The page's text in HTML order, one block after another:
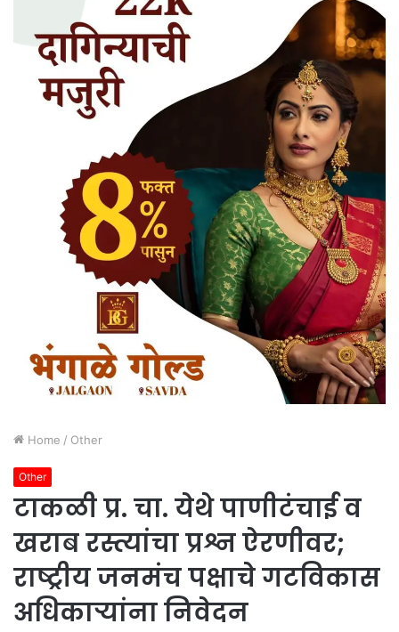
Home / Other
Other
टाकळी प्र. चा. येथे पाणीटंचाई व
खराब रस्त्यांचा प्रश्न ऐरणीवर;
राष्ट्रीय जनमंच पक्षाचे गटविकास
अधिकाऱ्यांना निवेदन